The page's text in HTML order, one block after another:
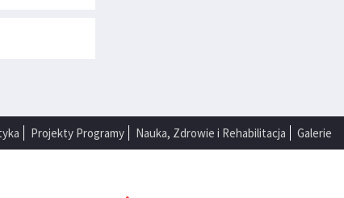
Projekty Programy Nauka, Zdrowie i Rehabilitacja Galerie